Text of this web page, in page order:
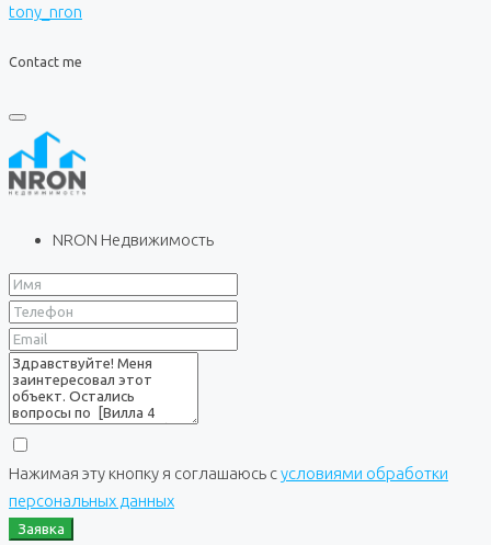
tony_nron
Contact me
NRON Недвижимость
Нажимая эту кнопку я соглашаюсь сусловиями обработки
персональных данных
Заявка